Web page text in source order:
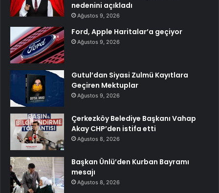
nedenini açıkladı
Ağustos 9, 2026
Ford, Apple Haritalar’a geçiyor
Ağustos 9, 2026
Gutul’dan Siyasi Zulmü Kayıtlara
Geçiren Mektuplar
Ağustos 9, 2026
Çerkezköy Belediye Başkanı Vahap
Akay CHP’den istifa etti
Ağustos 8, 2026
Başkan Ünlü’den Kurban Bayramı
mesajı
Ağustos 8, 2026